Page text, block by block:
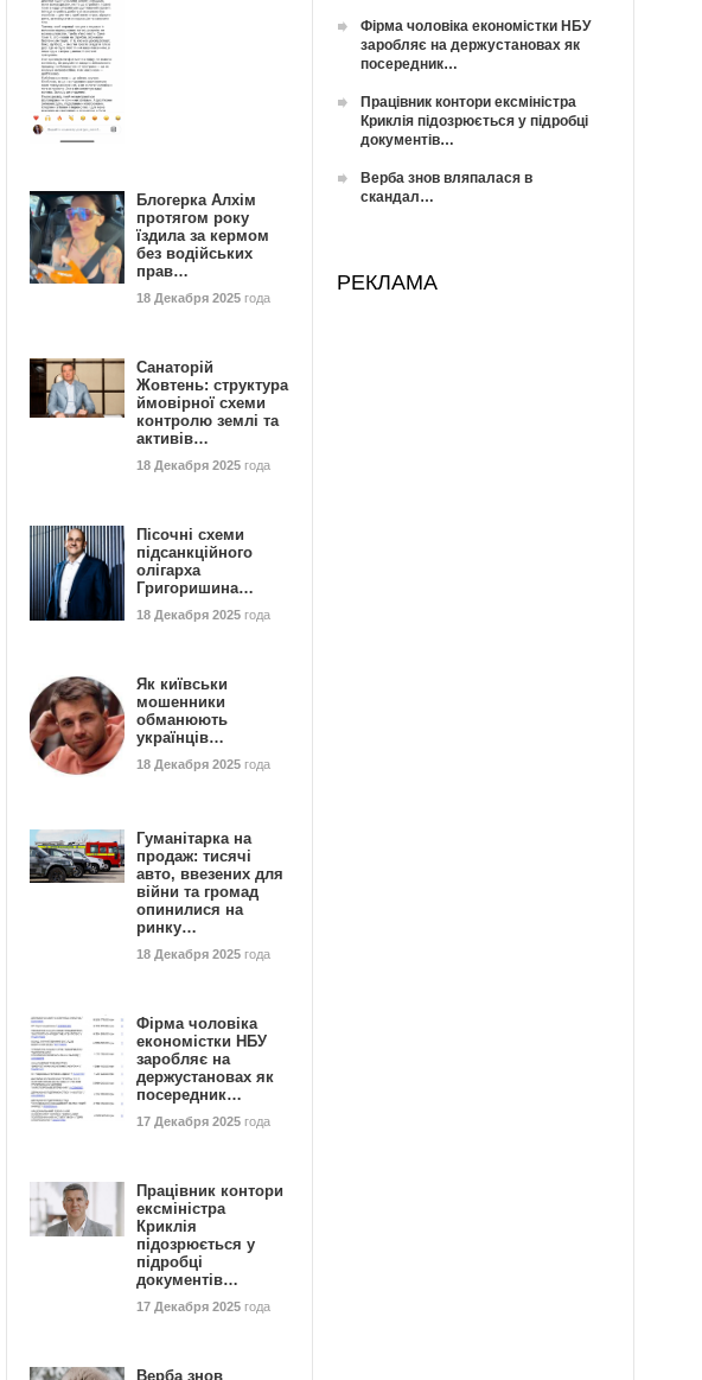
Блогерка Алхім
протягом року
їздила за кермом
без водійських
прав…
18 Декабря 2025 года
Санаторій
Жовтень: структура
ймовірної схеми
контролю землі та
активів…
18 Декабря 2025 года
Пісочні схеми
підсанкційного
олігарха
Григоришина…
18 Декабря 2025 года
Як київськи
мошенники
обманюють
українців…
18 Декабря 2025 года
Гуманітарка на
продаж: тисячі
авто, ввезених для
війни та громад
опинилися на
ринку…
18 Декабря 2025 года
Фірма чоловіка
економістки НБУ
заробляє на
держустановах як
посередник…
17 Декабря 2025 года
Працівник контори
ексміністра
Криклія
підозрюється у
підробці
документів…
17 Декабря 2025 года
Верба знов
Фірма чоловіка економістки НБУ
заробляє на держустановах як
посередник…
Працівник контори ексміністра
Криклія підозрюється у підробці
документів…
Верба знов вляпалася в
скандал…
РЕКЛАМА